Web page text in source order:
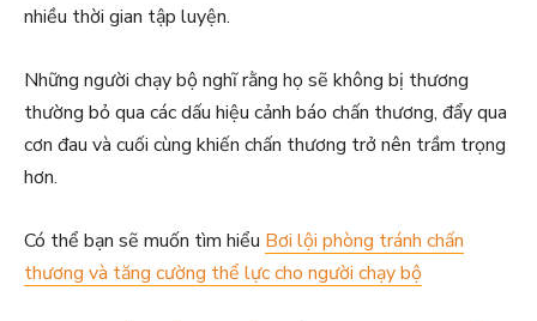
nhiều thời gian tập luyện.
Những người chạy bộ nghĩ rằng họ sẽ không bị thương
thường bỏ qua các dấu hiệu cảnh báo chấn thương, đẩy qua
cơn đau và cuối cùng khiến chấn thương trở nên trầm trọng
hơn.
Có thể bạn sẽ muốn tìm hiểu Bơi lội phòng tránh chấn
thương và tăng cường thể lực cho người chạy bộ